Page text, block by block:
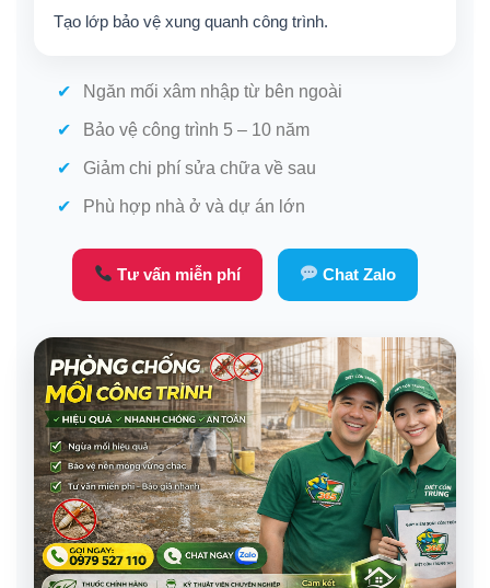
Tạo lớp bảo vệ xung quanh công trình.
Ngăn mối xâm nhập từ bên ngoài
Bảo vệ công trình 5 – 10 năm
Giảm chi phí sửa chữa về sau
Phù hợp nhà ở và dự án lớn
Tư vấn miễn phí Chat Zalo